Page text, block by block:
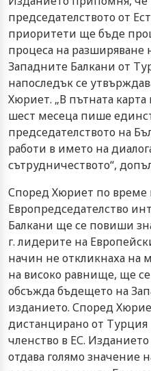
председателството от
приоритети ще бъде
процеса на разширяване
Западните Балкани от
напоследък се
Хюриет. „В пътната
шест месеца пише
председателството на
работи в името на
сътрудничеството“,
Според Хюриет по време
Европредседателство
Балкани ще се повиши
г. лидерите на
начин не откликнаха на
на високо равнище, ще
обсъжда бъдещето на
изданието. Според
дистанцирано от
членство в ЕС.
отдава голямо значение